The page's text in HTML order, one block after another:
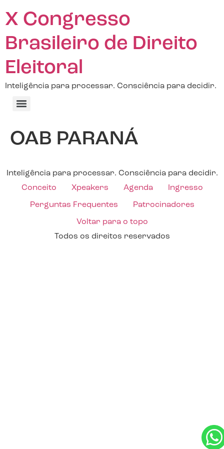
X Congresso
Brasileiro de Direito
Eleitoral
Inteligência para processar. Consciência para decidir.
OAB PARANÁ
Inteligência para processar. Consciência para decidir.
Conceito
Xpeakers Agenda Ingresso
Perguntas Frequentes Patrocinadores
Voltar para o topo
Todos os direitos reservados